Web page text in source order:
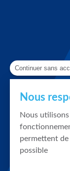
Continuer sans
Nous
Nous
permettent
possible